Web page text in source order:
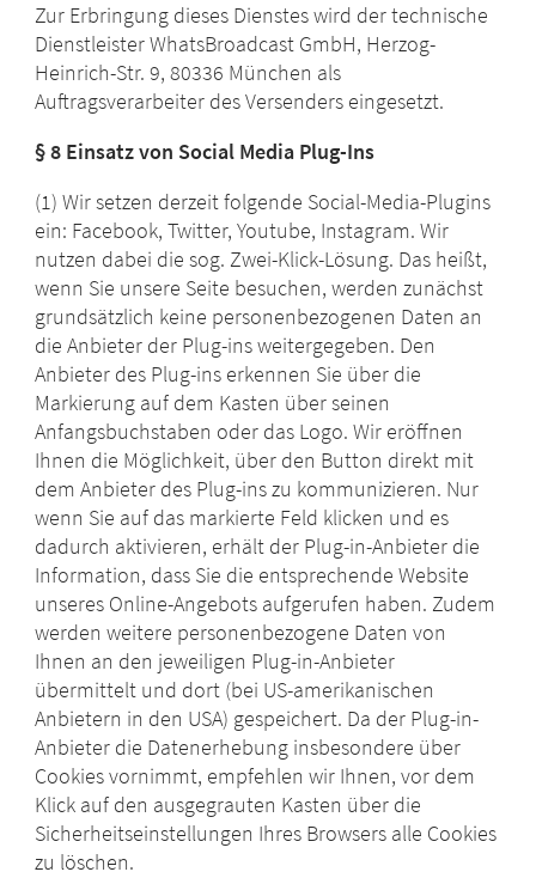
Zur Erbringung dieses Dienstes wird der technische
Dienstleister WhatsBroadcast GmbH, Herzog-
Heinrich-Str. 9, 80336 München als
Auftragsverarbeiter des Versenders eingesetzt.
§ 8 Einsatz von Social Media Plug-Ins
(1) Wir setzen derzeit folgende Social-Media-Plugins
ein: Facebook, Twitter, Youtube, Instagram. Wir
nutzen dabei die sog. Zwei-Klick-Lösung. Das heißt,
wenn Sie unsere Seite besuchen, werden zunächst
grundsätzlich keine personenbezogenen Daten an
die Anbieter der Plug-ins weitergegeben. Den
Anbieter des Plug-ins erkennen Sie über die
Markierung auf dem Kasten über seinen
Anfangsbuchstaben oder das Logo. Wir eröffnen
Ihnen die Möglichkeit, über den Button direkt mit
dem Anbieter des Plug-ins zu kommunizieren. Nur
wenn Sie auf das markierte Feld klicken und es
dadurch aktivieren, erhält der Plug-in-Anbieter die
Information, dass Sie die entsprechende Website
unseres Online-Angebots aufgerufen haben. Zudem
werden weitere personenbezogene Daten von
Ihnen an den jeweiligen Plug-in-Anbieter
übermittelt und dort (bei US-amerikanischen
Anbietern in den USA) gespeichert. Da der Plug-in-
Anbieter die Datenerhebung insbesondere über
Cookies vornimmt, empfehlen wir Ihnen, vor dem
Klick auf den ausgegrauten Kasten über die
Sicherheitseinstellungen Ihres Browsers alle Cookies
zu löschen.